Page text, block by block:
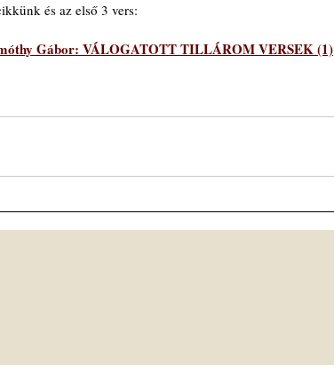
és az első 3 vers:
Gábor: VÁLOGATOTT TILLÁROM VERSEK (1)